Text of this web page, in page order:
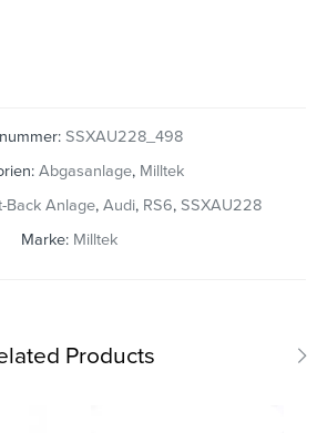
SSXAU228_498
Abgasanlage, Milltek
Back Anlage, Audi, RS6, SSXAU228
Marke: Milltek
Products